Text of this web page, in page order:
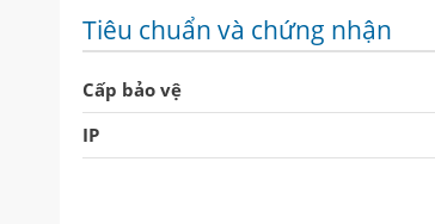
Tiêu chuẩn và chứng nhận
Cấp bảo vệ
IP